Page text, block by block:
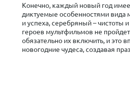
Конечно, каждый новый год
диктуемые особенностями вида
и успеха, серебряный – чистоты
героев мультфильмов не
обязательно их включить, и это
новогодние чудеса, создавая